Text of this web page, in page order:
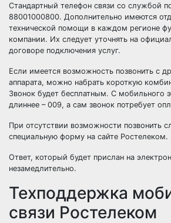
Стандартный телефон связи со службой
88001000800. Дополнительно имеются
технической помощи в каждом регионе
компании. Их следует уточнять на
договоре подключения услуг.
Если имеется возможность позвонить с
аппарата, можно набрать короткую
Звонок будет бесплатным. С мобильного
длиннее – 009, а сам звонок потребует
При отсутствии возможности позвонить
специальную форму на сайте Ростелеком.
Ответ, который будет прислан на
незамедлительно.
Техподдержка
связи Ростелеком